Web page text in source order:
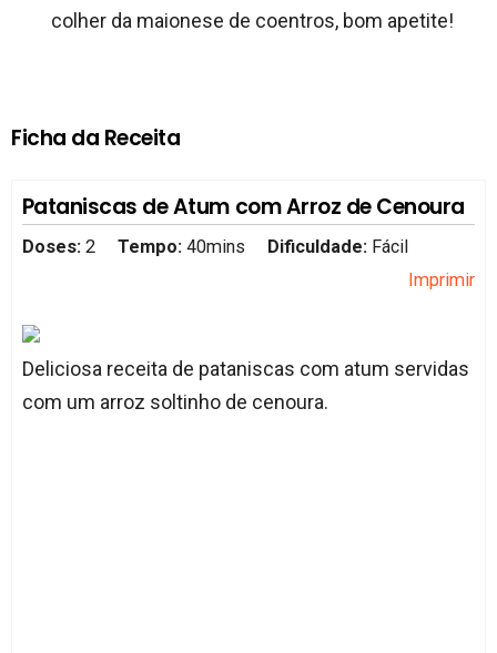
colher da maionese de coentros, bom apetite!
Ficha da Receita
Pataniscas de Atum com Arroz de Cenoura
Doses: 2 Tempo: 40mins Dificuldade: Fácil
Imprimir
Deliciosa receita de pataniscas com atum servidas
com um arroz soltinho de cenoura.